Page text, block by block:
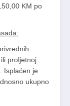
KM po
proljetnoj
Isplaćen je
ukupno